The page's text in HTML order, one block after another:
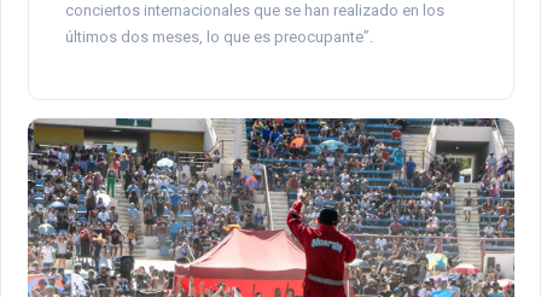
conciertos internacionales que se han realizado en los
últimos dos meses, lo que es preocupante”.